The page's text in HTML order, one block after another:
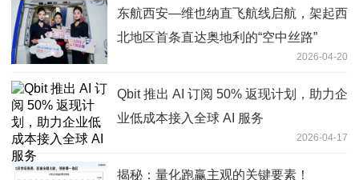
东航西安—维也纳直飞航线启航，架起西
北地区首条直达奥地利的“空中丝路”
2026-04-20
Qbit 推出 AI 订阅 50% 返现计划，助力企
业低成本接入全球 AI 服务
2026-04-17
揭秘：量化跑赢主观的关键要素！